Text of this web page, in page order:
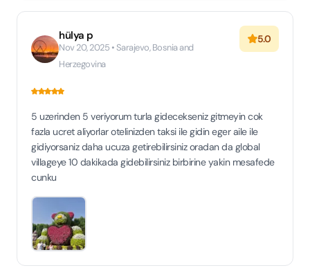
hülya p
Nov 20, 2025 • Sarajevo, Bosnia and
Herzegovina
5.0
5 uzerinden 5 veriyorum turla gidecekseniz gitmeyin cok
fazla ucret aliyorlar otelinizden taksi ile gidin eger aile ile
gidiyorsaniz daha ucuza getirebilirsiniz oradan da global
villageye 10 dakikada gidebilirsiniz birbirine yakin mesafede
cunku